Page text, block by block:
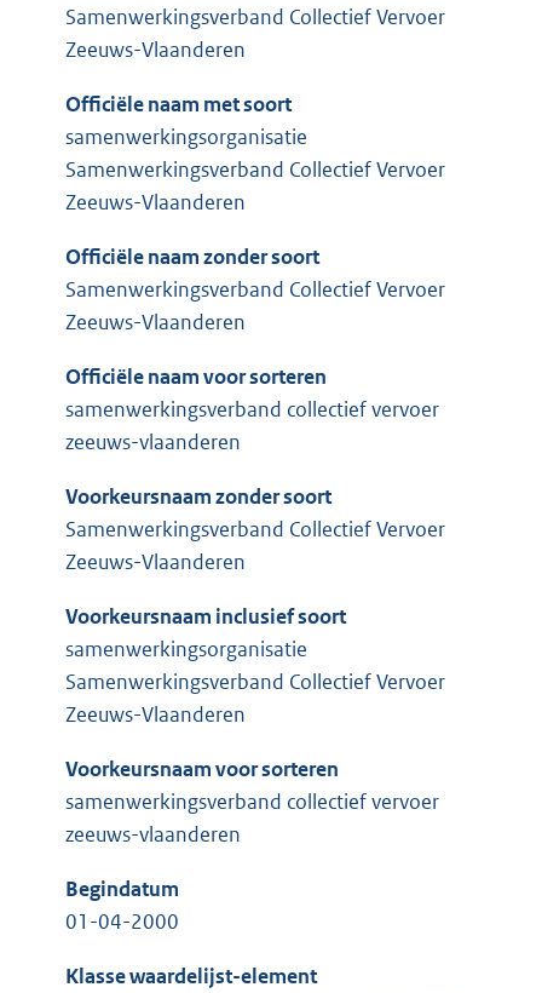
Samenwerkingsverband Collectief Vervoer
Zeeuws-Vlaanderen
Officiële naam met soort
samenwerkingsorganisatie
Samenwerkingsverband Collectief Vervoer
Zeeuws-Vlaanderen
Officiële naam zonder soort
Samenwerkingsverband Collectief Vervoer
Zeeuws-Vlaanderen
Officiële naam voor sorteren
samenwerkingsverband collectief vervoer
zeeuws-vlaanderen
Voorkeursnaam zonder soort
Samenwerkingsverband Collectief Vervoer
Zeeuws-Vlaanderen
Voorkeursnaam inclusief soort
samenwerkingsorganisatie
Samenwerkingsverband Collectief Vervoer
Zeeuws-Vlaanderen
Voorkeursnaam voor sorteren
samenwerkingsverband collectief vervoer
zeeuws-vlaanderen
Begindatum
01-04-2000
Klasse waardelijst-element